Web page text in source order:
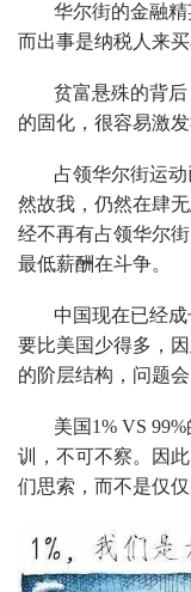
华尔街的金融
而出事是纳税人来
贫富悬殊的背
的固化，很容易激发
占领华尔街运
然故我，仍然在肆
经不再有占领华尔
最低薪酬在斗争。
中国现在已经
要比美国少得多，
的阶层结构，问题会
美国1% VS
训，不可不察。因
们思索，而不是仅